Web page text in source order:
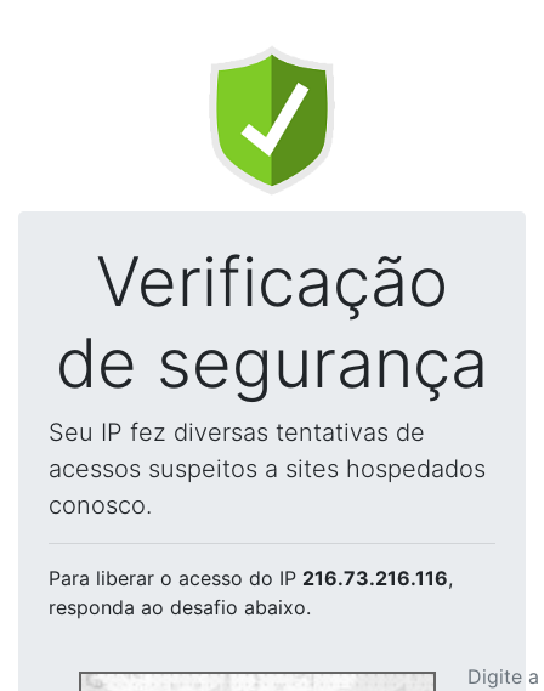
Verificação
de segurança
Seu IP fez diversas tentativas de
acessos suspeitos a sites hospedados
conosco.
Para liberar o acesso do IP 216.73.216.116,
responda ao desafio abaixo.
Digite